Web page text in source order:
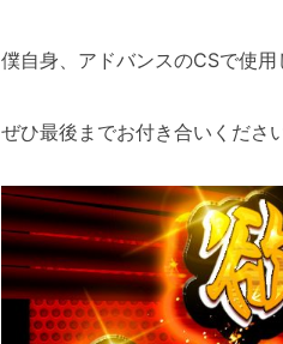
僕自身、アドバンスのCSで使
ぜひ最後までお付き合いくださ